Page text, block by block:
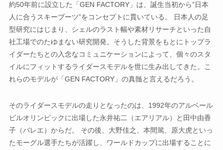
約50年前に設立した「GEN FACTORY」は、誕生当初から”日本
人に合うスキーブーツ”をコンセプトに貫いている。 日本人の足
型研究にはじまり、シェルのラスト幅や素材リサーチといった自
社工場でのたゆまない研究開発。そうした背景をもとにトップラ
イダーたちとの入念なコミュニケーションによって、個々のスタ
イルにフィットするライダースモデルを世に生み出してきた。こ
れらのモデルが「GEN FACTORY」の真髄と言えるだろう。
そのライダースモデルの走りとなったのは、1992年のアルベール
ビルオリンピックに出場した永井祐二（エアリアル）と田中由香
子（バレエ）からだ。 その後、大野佳之、本間篤、原大虎といっ
たモーグル選手たちが活躍し、ワールドカップに出場することに